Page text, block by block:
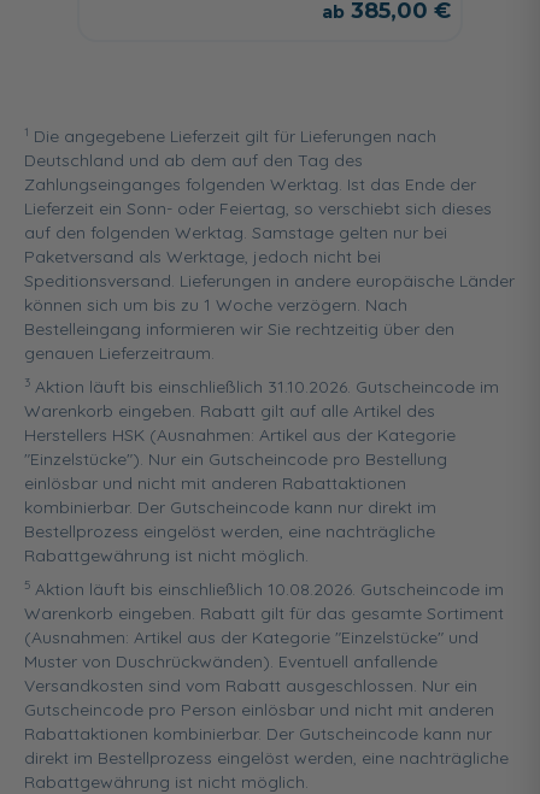
385,00 €
1 Die angegebene Lieferzeit gilt für Lieferungen nach
Deutschland und ab dem auf den Tag des
Zahlungseinganges folgenden Werktag. Ist das Ende der
Lieferzeit ein Sonn- oder Feiertag, so verschiebt sich dieses
auf den folgenden Werktag. Samstage gelten nur bei
Paketversand als Werktage, jedoch nicht bei
Speditionsversand. Lieferungen in andere europäische Länder
können sich um bis zu 1 Woche verzögern. Nach
Bestelleingang informieren wir Sie rechtzeitig über den
genauen Lieferzeitraum.
3 Aktion läuft bis einschließlich 31.10.2026. Gutscheincode im
Warenkorb eingeben. Rabatt gilt auf alle Artikel des
Herstellers HSK (Ausnahmen: Artikel aus der Kategorie
"Einzelstücke"). Nur ein Gutscheincode pro Bestellung
einlösbar und nicht mit anderen Rabattaktionen
kombinierbar. Der Gutscheincode kann nur direkt im
Bestellprozess eingelöst werden, eine nachträgliche
Rabattgewährung ist nicht möglich.
5 Aktion läuft bis einschließlich 10.08.2026. Gutscheincode im
Warenkorb eingeben. Rabatt gilt für das gesamte Sortiment
(Ausnahmen: Artikel aus der Kategorie "Einzelstücke" und
Muster von Duschrückwänden). Eventuell anfallende
Versandkosten sind vom Rabatt ausgeschlossen. Nur ein
Gutscheincode pro Person einlösbar und nicht mit anderen
Rabattaktionen kombinierbar. Der Gutscheincode kann nur
direkt im Bestellprozess eingelöst werden, eine nachträgliche
Rabattgewährung ist nicht möglich.